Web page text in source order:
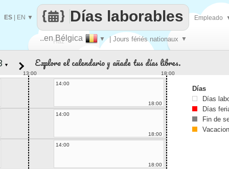
Haz
..en Bélgica ▼ | Jours fériés nationaux ▼
Días laborables
ES EN ▼ Empleado
▼ Explora el calendario y añade tus días libres.
13:00
18:00
14:00
18:00
14:00
18:00
14:00
18:00
Días
Días
Días
Fin de